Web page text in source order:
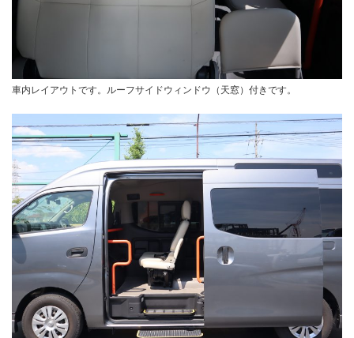
車内レイアウトです。ルーフサイドウィンドウ（天窓）付きです。